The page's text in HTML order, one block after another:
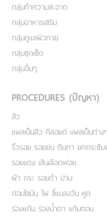
กลุ่มทำความสะอาด
กลุ่มอาหารเสริม
กลุ่มดูแลผิวกาย
กลุ่มชุดเซ็ต
กลุ่มอื่นๆ
PROCEDURES (ปัญหา)
สิว
แผลเป็นสิว คีลอยด์ แผลเป็นต่าง
ริ้วรอย รอยย่น ตีนกา ยกกระชั
รอยแดง เส้นเลือดฟอย
ฝ้า กระ รอยดำ ปาน
ต่อมไขมัน ไฝ ขี้แมลงวัน หูด
ร่องแก้ม ร่องน้ำตา แก้มตอบ